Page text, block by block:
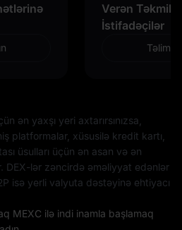
Verən
İstifadəçilər
ən yaxşı yeri axtarırsınızsa,
platformalar, xüsusilə kredit kartı,
üsulları üçün ən asan və ən
DEX-lər zəncirdə əməliyyat edənlər
isə yerli valyuta dəstəyinə ehtiyacı
MEXC ilə indi inamla başlamaq